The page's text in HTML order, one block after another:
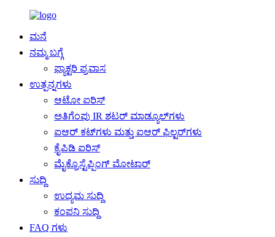
ಮನೆ
ನಮ್ಮ ಬಗ್ಗೆ
ಫ್ಯಾಕ್ಟರಿ ಪ್ರವಾಸ
ಉತ್ಪನ್ನಗಳು
ಆಟೋ ಐರಿಸ್
ಅತಿಗೆಂಪು IR ಶಟರ್ ಮಾಡ್ಯೂಲ್‌ಗಳು
ಐಆರ್ ಕಟ್‌ಗಳು ಮತ್ತು ಐಆರ್ ಫಿಲ್ಟರ್‌ಗಳು
ಕೈಪಿಡಿ ಐರಿಸ್
ಮೈಕ್ರೊಸ್ಟೆಪ್ಪಿಂಗ್ ಮೋಟಾರ್
ಸುದ್ದಿ
ಉದ್ಯಮ ಸುದ್ದಿ
ಕಂಪನಿ ಸುದ್ದಿ
FAQ ಗಳು